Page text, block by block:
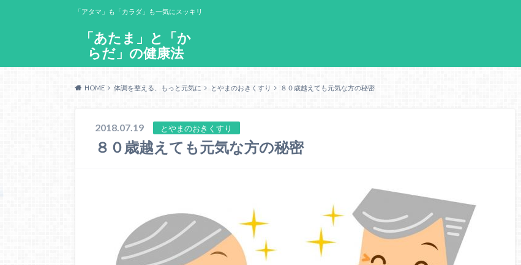
「あたま」と「か
らだ」の健康法
「アタマ」も「カラダ」も一気にスッキリ
HOME
体調を整える、もっと元気に とやまのおきくすり ８０歳越えても元気な方の秘密
2018.07.19 とやまのおきくすり
８０歳越えても元気な方の秘密